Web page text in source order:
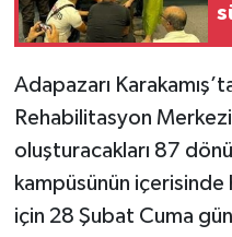
Adapazarı
Rehabilitasyon
oluşturacakları 87
kampüsünün
için 28 Şubat Cuma